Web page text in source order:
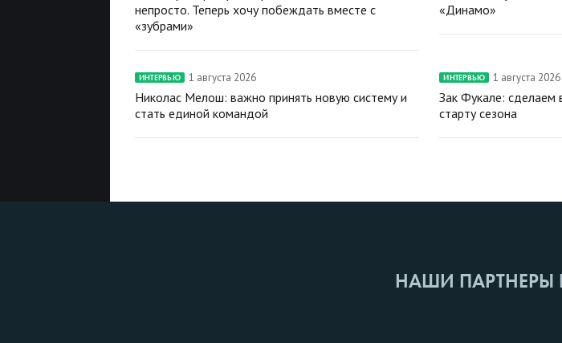
непросто. Теперь хочу побеждать вместе с
«зубрами»
«Динамо»
ИНТЕРВЬЮ 1 августа 2026
Николас Мелош: важно принять новую систему и
стать единой командой
ИНТЕРВЬЮ 1 августа 2026
Зак Фукале: сделаем
старту сезона
НАШИ